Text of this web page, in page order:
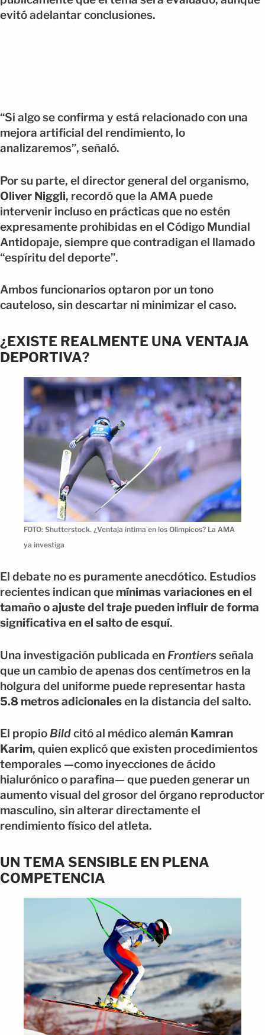
evitó adelantar conclusiones.
“Si algo se confirma y está relacionado con una
mejora artificial del rendimiento, lo
analizaremos”, señaló.
Por su parte, el director general del organismo,
Oliver Niggli, recordó que la AMA puede
intervenir incluso en prácticas que no estén
expresamente prohibidas en el Código Mundial
Antidopaje, siempre que contradigan el llamado
“espíritu del deporte”.
Ambos funcionarios optaron por un tono
cauteloso, sin descartar ni minimizar el caso.
¿EXISTE REALMENTE UNA VENTAJA
DEPORTIVA?
FOTO: Shutterstock. ¿Ventaja íntima en los Olímpicos? La AMA
ya investiga
El debate no es puramente anecdótico. Estudios
recientes indican que mínimas variaciones en el
tamaño o ajuste del traje pueden influir de forma
significativa en el salto de esquí.
Una investigación publicada enFrontiersseñala
que un cambio de apenas dos centímetros en la
holgura del uniforme puede representar hasta
5.8 metros adicionalesen la distancia del salto.
El propio Bildcitó al médico alemán Kamran
Karim, quien explicó que existen procedimientos
temporales —como inyecciones de ácido
hialurónico o parafina— que pueden generar un
aumento visual del grosor del órgano reproductor
masculino, sin alterar directamente el
rendimiento físico del atleta.
UN TEMA SENSIBLE EN PLENA
COMPETENCIA